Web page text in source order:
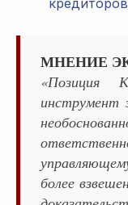
МНЕНИЕ
инструмент
более